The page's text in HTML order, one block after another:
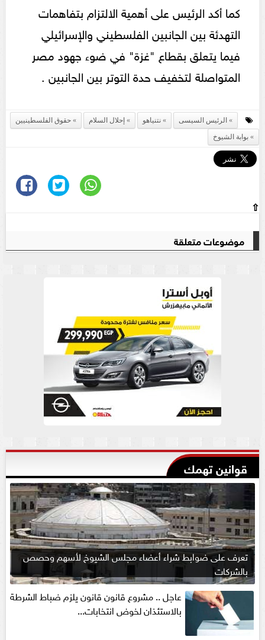
كما أكد الرئيس على أهمية الالتزام بتفاهمات
التهدئة بين الجانبين الفلسطيني والإسرائيلي
فيما يتعلق بقطاع "غزة" في ضوء جهود مصر
المتواصلة لتخفيف حدة التوتر بين الجانبين .
الرئيس السيسى نتنياهو إحلال السلام
حقوق الفلسطينيين
بوابة الشيوخ
⇧
موضوعات متعلقة
قوانين تهمك
تعرف على ضوابط شراء أعضاء مجلس الشيوخ لأسهم وحصص
بالشركات
عاجل .. مشروع قانون قانون يلزم ضباط الشرطة
بالاستئذان لخوض انتخابات...